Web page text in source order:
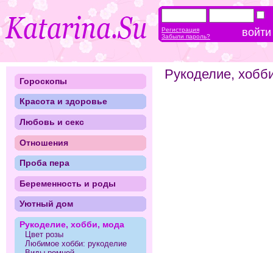
Рукоделие,
Гороскопы
Красота и здоровье
Любовь и секс
Отношения
Проба пера
Беременность и роды
Уютный дом
Рукоделие, хобби, мода
Цвет розы
Любимое хобби: рукоделие
Регистрация
Забыли пароль?